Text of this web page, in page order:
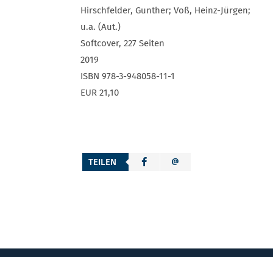
Hirschfelder, Gunther; Voß, Heinz-Jürgen;
u.a. (Aut.)
Softcover, 227 Seiten
2019
ISBN 978-3-948058-11-1
EUR 21,10
TEILEN